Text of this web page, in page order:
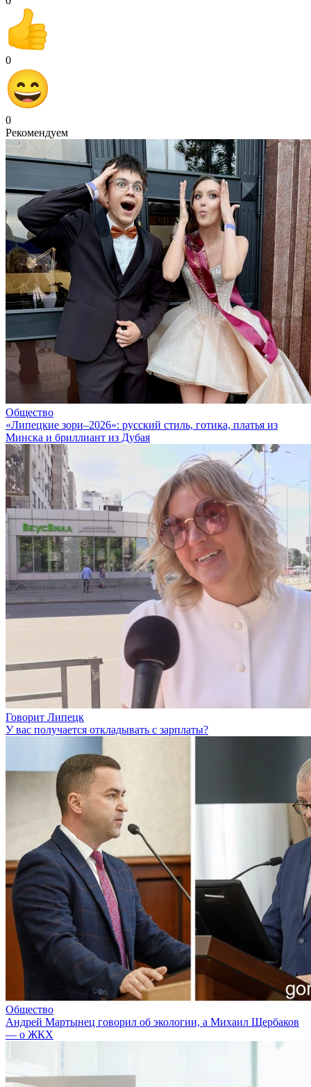
0
0
Рекомендуем
Общество
«Липецкие зори–2026»: русский стиль, готика, платья из
Минска и бриллиант из Дубая
Говорит Липецк
У вас получается откладывать с зарплаты?
Общество
Андрей Мартынец говорил об экологии, а Михаил Щербаков
— о ЖКХ